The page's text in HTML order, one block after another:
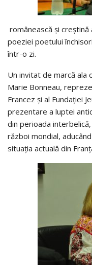
românească și
poeziei poetului
într-o zi.
Un invitat de marcă ala
Marie Bonneau,
Francez și al Fundației
prezentare a luptei
din perioada
război mondial,
situația actuală din